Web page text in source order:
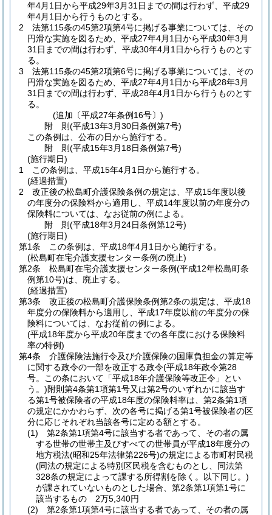
年4月1日から平成29年3月31日までの間は行わず、平成29
年4月1日から行うものとする。
2
法第115条の45第2項第4号に掲げる事業については、その
円滑な実施を図るため、平成27年4月1日から平成30年3月
31日までの間は行わず、平成30年4月1日から行うものとす
る。
3
法第115条の45第2項第6号に掲げる事業については、その
円滑な実施を図るため、平成27年4月1日から平成28年3月
31日までの間は行わず、平成28年4月1日から行うものとす
る。
(追加〔平成27年条例16号〕)
附 則(平成13年3月30日条例第7号)
この条例は、公布の日から施行する。
附 則(平成15年3月18日条例第7号)
(施行期日)
1
この条例は、平成15年4月1日から施行する。
(経過措置)
2
改正後の松島町介護保険条例の規定は、平成15年度以後
の年度分の保険料から適用し、平成14年度以前の年度分の
保険料については、なお従前の例による。
附 則(平成18年3月24日条例第12号)
(施行期日)
第1条
この条例は、平成18年4月1日から施行する。
(松島町在宅介護支援センター条例の廃止)
第2条
松島町在宅介護支援センター条例(平成12年松島町条
例第10号)は、廃止する。
(経過措置)
第3条
改正後の松島町介護保険条例第2条の規定は、平成18
年度分の保険料から適用し、平成17年度以前の年度分の保
険料については、なお従前の例による。
(平成18年度から平成20年度までの各年度における保険料
率の特例)
第4条
介護保険法施行令及び介護保険の国庫負担金の算定等
に関する政令の一部を改正する政令(平成18年政令第28
号。この条において「平成18年介護保険等改正令」とい
う。)附則第4条第1項第1号又は第2号のいずれかに該当す
る第1号被保険者の平成18年度の保険料率は、第2条第1項
の規定にかかわらず、次の各号に掲げる第1号被保険者の区
分に応じそれぞれ当該各号に定める額とする。
(1)
第2条第1項第4号に該当する者であって、その者の属
する世帯の世帯主及びすべての世帯員が平成18年度分の
地方税法(昭和25年法律第226号)の規定による市町村民税
(同法の規定による特別区民税を含むものとし、同法第
328条の規定によって課する所得割を除く。以下同じ。)
が課されていないものとした場合、第2条第1項第1号に
該当するもの 2万5,340円
(2)
第2条第1項第4号に該当する者であって、その者の属